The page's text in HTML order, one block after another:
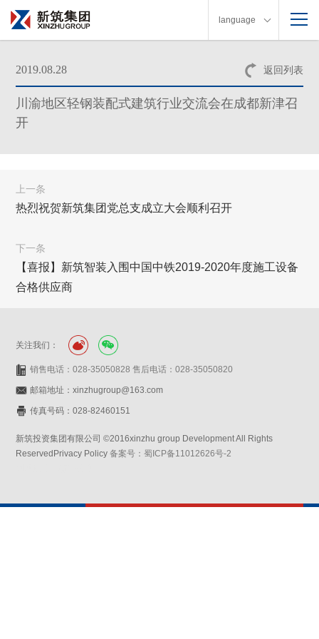
language
返回列表
2019.08.28
川渝地区轻钢装配式建筑行业交流会在成都新津召
开
上一条
热烈祝贺新筑集团党总支成立大会顺利召开
下一条
【喜报】新筑智装入围中国中铁2019-2020年度施工设备
合格供应商
关注我们：
销售电话：028-35050828 售后电话：028-35050820
邮箱地址：xinzhugroup@163.com
传真号码：028-82460151
新筑投资集团有限公司 ©2016xinzhu group Development All Rights
ReservedPrivacy Policy备案号：蜀ICP备11012626号-2